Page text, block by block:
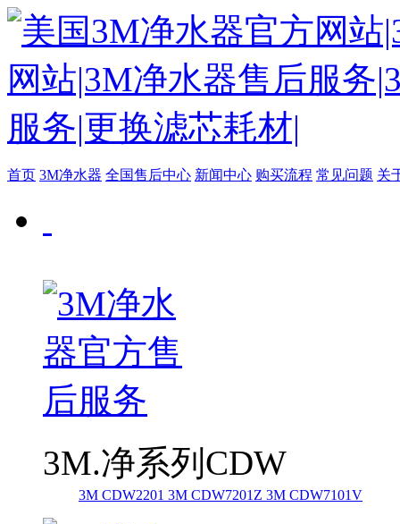
首页 3M净水器 全国售后中心 新闻中心 购买流程 常见问题 关
3M.净系列CDW
3M CDW2201 3M CDW7201Z 3M CDW7101V